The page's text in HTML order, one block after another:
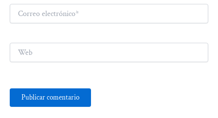
Correo
electrónico*
Web